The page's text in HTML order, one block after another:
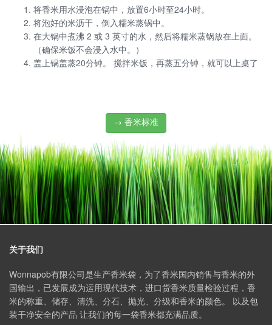
将香米用水浸泡在锅中，放置6小时至24小时。
将泡好的米沥干，倒入糯米蒸锅中。
在大锅中煮沸 2 或 3 英寸的水，然后将糯米蒸锅放在上面。
（确保米饭不会浸入水中。）
盖上锅盖蒸20分钟。 搅拌米饭，再蒸五分钟，就可以上桌了
→ 香米标准
关于我们
Wonnapob有限公司是生产香米袋，为了香米国内销售与香米的外
国输出，已发展成为运用现代技术，进口货香米质量检验过程，香
米的称重、储存、清洗、分石、抛光、分级和香米的颜色。 以及包
装干净安全的产品 让我们的每一袋香米都充满品质。